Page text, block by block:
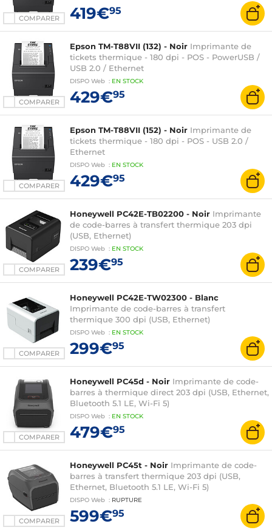
COMPARER 419€95
COMPARER
Epson TM-T88VII (132) - Noir Imprimante de
tickets thermique - 180 dpi - POS - PowerUSB /
USB 2.0 / Ethernet
DISPO Web : EN STOCK
429€95
COMPARER
Epson TM-T88VII (152) - Noir Imprimante de
tickets thermique - 180 dpi - POS - USB 2.0 /
Ethernet
DISPO Web : EN STOCK
429€95
COMPARER
Honeywell PC42E-TB02200 - Noir Imprimante
de code-barres à transfert thermique 203 dpi
(USB, Ethernet)
DISPO Web : EN STOCK
239€95
COMPARER
Honeywell PC42E-TW02300 - Blanc
Imprimante de code-barres à transfert
thermique 300 dpi (USB, Ethernet)
DISPO Web : EN STOCK
299€95
COMPARER
Honeywell PC45d - Noir Imprimante de code-
barres à thermique direct 203 dpi (USB, Ethernet,
Bluetooth 5.1 LE, Wi-Fi 5)
DISPO Web : EN STOCK
479€95
COMPARER
Honeywell PC45t - Noir Imprimante de code-
barres à transfert thermique 203 dpi (USB,
Ethernet, Bluetooth 5.1 LE, Wi-Fi 5)
DISPO Web : RUPTURE
599€95